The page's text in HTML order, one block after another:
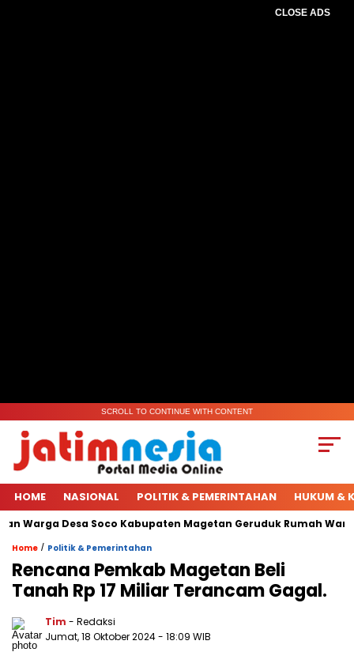
CLOSE ADS
SCROLL TO CONTINUE WITH CONTENT
HOME NASIONAL POLITIK & PEMERINTAHAN HUKUM &
Desa Soco Kabupaten Magetan Geruduk Rumah Warga.
Home / Politik & Pemerintahan
Rencana Pemkab Magetan Beli
Tanah Rp 17 Miliar Terancam Gagal.
Tim - Redaksi
Jumat, 18 Oktober 2024- 18:09 WIB